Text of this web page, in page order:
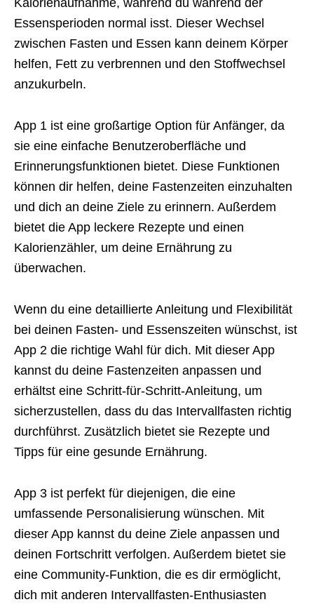
Kalorienaufnahme, während du während der
Essensperioden normal isst. Dieser Wechsel
zwischen Fasten und Essen kann deinem Körper
helfen, Fett zu verbrennen und den Stoffwechsel
anzukurbeln.
App 1 ist eine großartige Option für Anfänger, da
sie eine einfache Benutzeroberfläche und
Erinnerungsfunktionen bietet. Diese Funktionen
können dir helfen, deine Fastenzeiten einzuhalten
und dich an deine Ziele zu erinnern. Außerdem
bietet die App leckere Rezepte und einen
Kalorienzähler, um deine Ernährung zu
überwachen.
Wenn du eine detaillierte Anleitung und Flexibilität
bei deinen Fasten- und Essenszeiten wünschst, ist
App 2 die richtige Wahl für dich. Mit dieser App
kannst du deine Fastenzeiten anpassen und
erhältst eine Schritt-für-Schritt-Anleitung, um
sicherzustellen, dass du das Intervallfasten richtig
durchführst. Zusätzlich bietet sie Rezepte und
Tipps für eine gesunde Ernährung.
App 3 ist perfekt für diejenigen, die eine
umfassende Personalisierung wünschen. Mit
dieser App kannst du deine Ziele anpassen und
deinen Fortschritt verfolgen. Außerdem bietet sie
eine Community-Funktion, die es dir ermöglicht,
dich mit anderen Intervallfasten-Enthusiasten